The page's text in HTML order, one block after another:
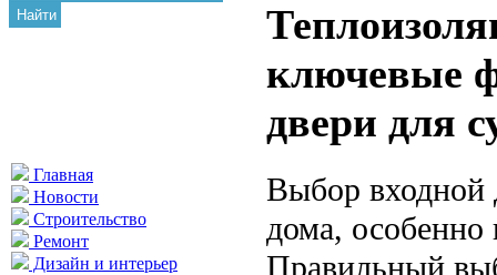
Найти
Главная
Новости
Строительство
Ремонт
Дизайн и интерьер
ключевые
двери для
Выбор входной
дома,
Правильный